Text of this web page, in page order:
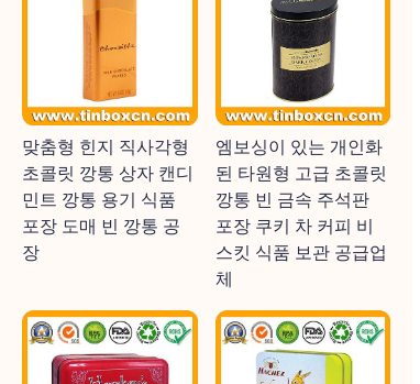
맞춤형 힌지 직사각형
초콜릿 깡통 상자 캔디
민트 깡통 용기 식품
포장 도매 빈 깡통 공
장
엠보싱이 있는 개인화
된 타원형 고급 초콜릿
깡통 빈 금속 주석판
포장 쿠키 차 커피 비
스킷 식품 보관 공급업
체